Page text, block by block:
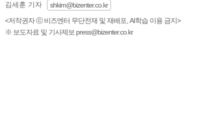
김세훈 기자
shkim@bizenter.co.kr
<저작권자 ⓒ 비즈엔터 무단전재 및 재배포, AI학습 이용 금지>
※ 보도자료 및 기사제보 press@bizenter.co.kr